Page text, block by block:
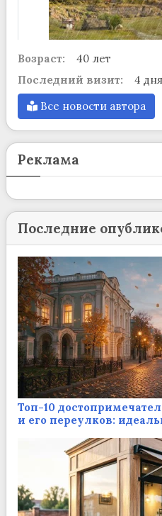
Возраст:
40 лет
Последний визит:
4
Все новости автора
Реклама
Последние
Топ-10
и его переулков: